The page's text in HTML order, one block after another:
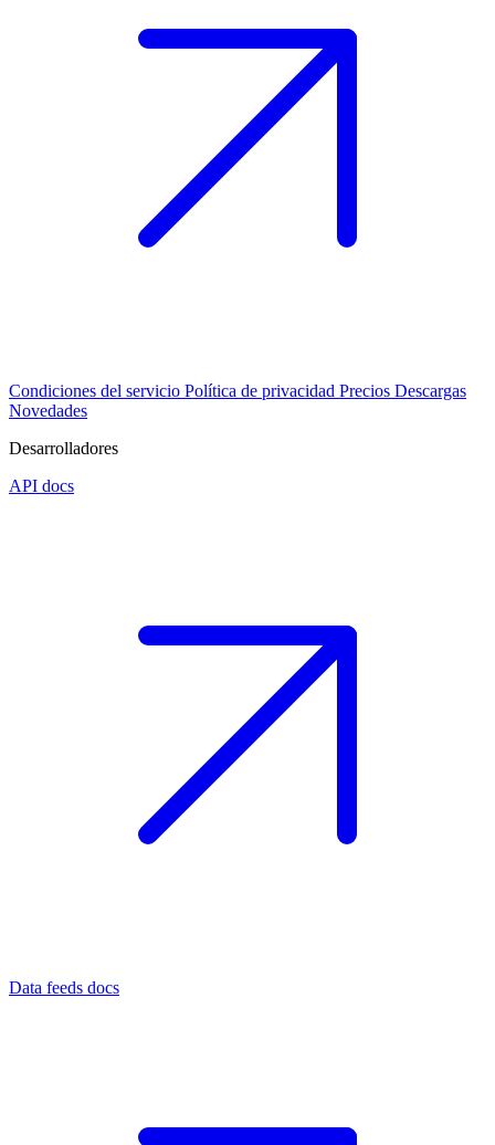
Condiciones del servicio Política de privacidad Precios Descargas
Novedades
Desarrolladores
API docs
Data feeds docs